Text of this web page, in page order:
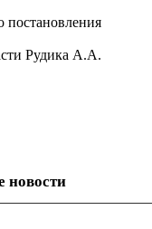
постановления
Рудика А.А.
новости